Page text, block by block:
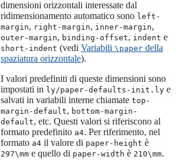
dimensioni orizzontali interessate dal
ridimensionamento automatico sono left-
margin, right-margin, inner-margin,
outer-margin, binding-offset, indent e
short-indent (vedi Variabili \paperdella
spaziatura orizzontale).
I valori predefiniti di queste dimensioni sono
impostati in ly/paper-defaults-init.lye
salvati in variabili interne chiamate top-
margin-default, bottom-margin-
default, etc. Questi valori si riferiscono al
formato predefinito a4. Per riferimento, nel
formato a4il valore di paper-height è
297\mme quello di paper-width è 210\mm.